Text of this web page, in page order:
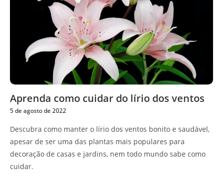
Aprenda como cuidar do lírio dos ventos
5 de agosto de 2022
Descubra como manter o lírio dos ventos bonito e saudável,
apesar de ser uma das plantas mais populares para
decoração de casas e jardins, nem todo mundo sabe como
cuidar.